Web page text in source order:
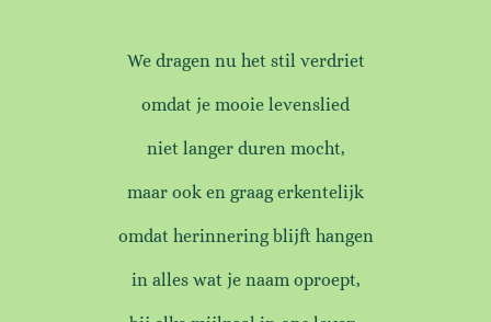
We dragen nu het stil verdriet
omdat je mooie levenslied
niet langer duren mocht,
maar ook en graag erkentelijk
omdat herinnering blijft hangen
in alles wat je naam oproept,